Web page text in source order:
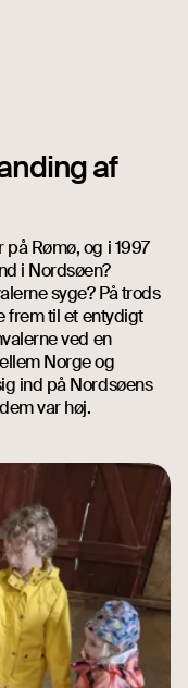
af
Rømø, og i 1997
i Nordsøen?
syge? På trods
frem til et entydigt
ved en
Norge og
ind på Nordsøens
var høj.